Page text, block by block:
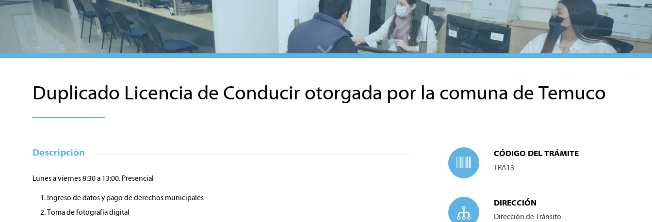
Duplicado Licencia de Conducir otorgada por la comuna de Temuco
Descripción
Lunes a viernes 8:30 a 13:00. Presencial
Ingreso de datos y pago de derechos municipales
Toma de fotografía digital
CÓDIGO DEL TRÁMITE
TRA13
DIRECCIÓN
Dirección deTránsito